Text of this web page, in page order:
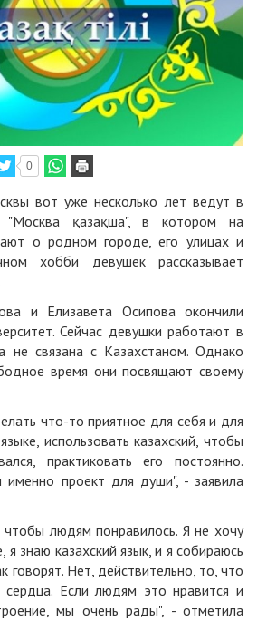
0
вот уже несколько лет ведут в
"Москва қазақша", в котором на
о родном городе, его улицах и
хобби девушек рассказывает
и Елизавета Осипова окончили
Сейчас девушки работают в
не связана с Казахстаном. Однако
время они посвящают своему
что-то приятное для себя и для
использовать казахский, чтобы
практиковать его постоянно.
проект для души", - заявила
людям понравилось. Я не хочу
я знаю казахский язык, и я собираюсь
говорят. Нет, действительно, то, что
Если людям это нравится и
мы очень рады", - отметила